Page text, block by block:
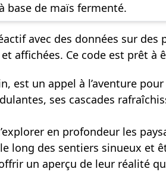
base de maïs fermenté.
avec des données sur
affichées. Ce code est prêt à
est un appel à l’aventure
ses cascades
en profondeur les
long des sentiers sinueux et
un aperçu de leur réalité